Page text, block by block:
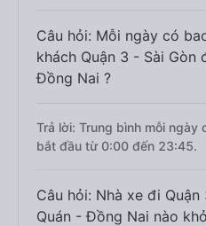
Câu hỏi: Mỗi ngày có
khách Quận 3 - Sài Gòn
Đồng Nai ?
Trả lời: Trung bình mỗi ngày
bắt đầu từ 0:00 đến 23:45.
Câu hỏi: Nhà xe đi
Quán - Đồng Nai nào